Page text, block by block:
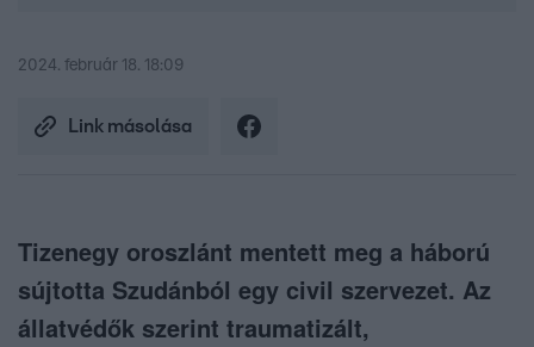
2024. február 18. 18:09
Link másolása
Tizenegy oroszlánt mentett meg a háború
sújtotta Szudánból egy civil szervezet. Az
állatvédők szerint traumatizált,